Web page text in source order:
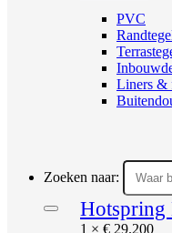
Hotspring
1 × € 29.200
PVC
Liners &
Zoeken naar: